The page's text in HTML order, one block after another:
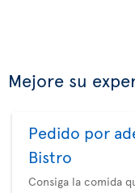
Mejore su
Pedido por
Bistro
Consiga la comida